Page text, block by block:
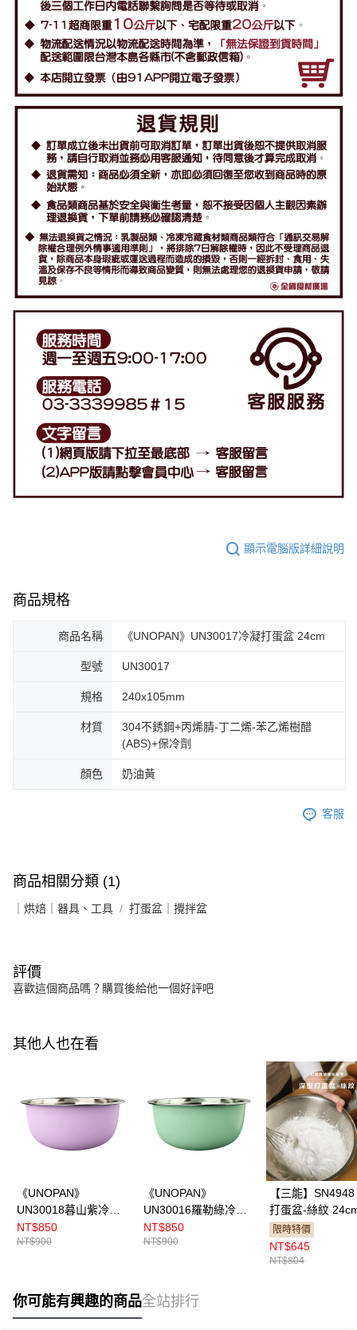
顯示電腦版詳細說明
商品規格
商品名稱 《UNOPAN》UN30017冷凝打蛋盆 24cm
型號 UN30017
規格 240x105mm
材質
304不銹鋼+丙烯腈-丁二烯-苯乙烯樹醋
(ABS)+保冷劑
顏色 奶油黃
客服
商品相關分類 (1)
｜烘焙｜器具、工具 打蛋盆｜攪拌盆
評價
喜歡這個商品嗎？購買後給他一個好評吧
其他人也在看
《UNOPAN》
UN30018暮山紫冷凝
打蛋盆 24cm
NT$850
NT$900
《UNOPAN》
UN30016羅勒綠冷凝
打蛋盆 24cm
NT$850
NT$900
【三能】
打蛋盆-絲紋
限時特價
NT$645
NT$804
你可能有興趣的商品全站排行